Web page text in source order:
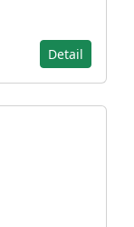
Detail